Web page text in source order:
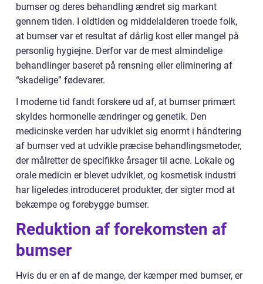
bumser og deres behandling ændret sig markant
gennem tiden. I oldtiden og middelalderen troede folk,
at bumser var et resultat af dårlig kost eller mangel på
personlig hygiejne. Derfor var de mest almindelige
behandlinger baseret på rensning eller eliminering af
“skadelige” fødevarer.
I moderne tid fandt forskere ud af, at bumser primært
skyldes hormonelle ændringer og genetik. Den
medicinske verden har udviklet sig enormt i håndtering
af bumser ved at udvikle præcise behandlingsmetoder,
der målretter de specifikke årsager til acne. Lokale og
orale medicin er blevet udviklet, og kosmetisk industri
har ligeledes introduceret produkter, der sigter mod at
bekæmpe og forebygge bumser.
Reduktion af forekomsten af
bumser
Hvis du er en af de mange, der kæmper med bumser, er